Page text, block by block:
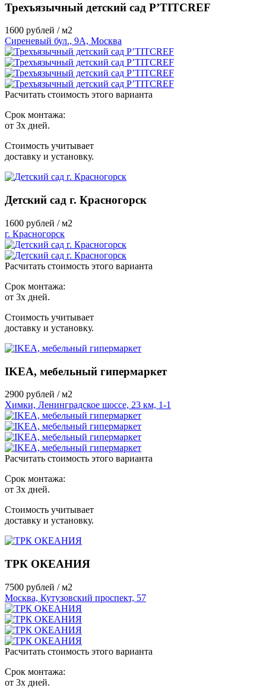
Трехъязычный детский сад P’TITCREF
1600 рублей / м2
Сиреневый бул., 9А, Москва
Расчитать стоимость этого варианта
Срок монтажа:
от 3х дней.
Стоимость учитывает
доставку и установку.
Детский сад г. Красногорск
1600 рублей / м2
г. Красногорск
Расчитать стоимость этого варианта
Срок монтажа:
от 3х дней.
Стоимость учитывает
доставку и установку.
IKEA, мебельный гипермаркет
2900 рублей / м2
Химки, Ленинградское шоссе, 23 км, 1-1
Расчитать стоимость этого варианта
Срок монтажа:
от 3х дней.
Стоимость учитывает
доставку и установку.
ТРК ОКЕАНИЯ
7500 рублей / м2
Москва, Кутузовский проспект, 57
Расчитать стоимость этого варианта
Срок монтажа:
от 3х дней.